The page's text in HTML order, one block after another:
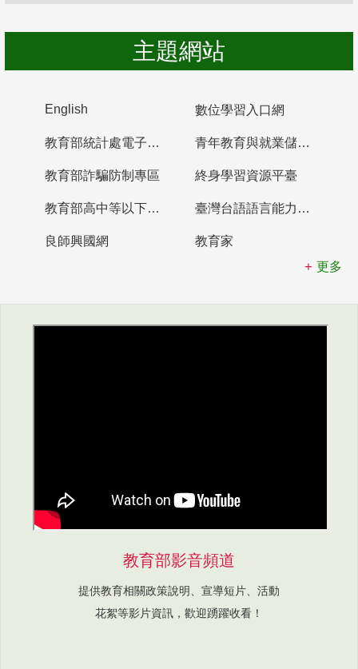
主題網站
English 數位學習入口網
教育部統計處電子書櫃 青年教育與就業儲蓄帳戶
教育部詐騙防制專區 終身學習資源平臺
教育部高中等以下學校及幼兒園教師資格檢定考試 臺灣台語語言能力認證網站
良師興國網
教育家
更多
教育部影音頻道
提供教育相關政策說明、宣導短片、活動
花絮等影片資訊，歡迎踴躍收看！